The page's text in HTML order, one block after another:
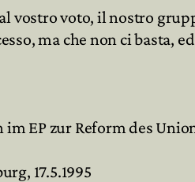
vostro voto, il nostro
ma che non ci basta,
im EP zur Reform des
17.5.1995